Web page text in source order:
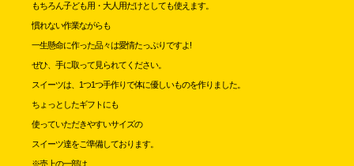
もちろん子ども用・大人用だけとしても使えます。
慣れない作業ながらも
一生懸命に作った品々は愛情たっぷりですよ!
ぜひ、手に取って見られてください。
スイーツは、1つ1つ手作りで体に優しいものを作りました。
ちょっとしたギフトにも
使っていただきやすいサイズの
スイーツ達をご準備しております。
※売上の一部は、